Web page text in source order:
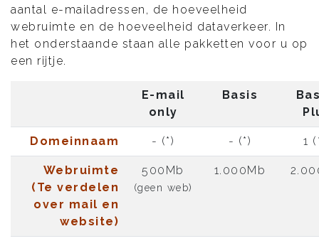
aantal e-mailadressen, de hoeveelheid
webruimte en de hoeveelheid dataverkeer. In
het onderstaande staan alle pakketten voor u op
een rijtje.
E-mail
only
Basis
Domeinnaam - (*) - (*) 1
Webruimte
(Te verdelen
over mail en
website)
500Mb
(geen web)
1.000Mb